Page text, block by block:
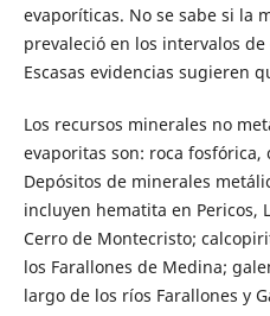
evaporíticas. No se sabe si la
prevaleció en los intervalos
Escasas evidencias sugieren
Los recursos minerales no
evaporitas son: roca
Depósitos de minerales
incluyen hematita en Pericos,
Cerro de Montecristo;
los Farallones de Medina;
largo de los ríos Farallones y